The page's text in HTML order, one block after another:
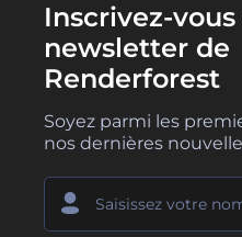
Inscrivez-vous
newsletter de
Renderforest
Soyez parmi les
nos dernières